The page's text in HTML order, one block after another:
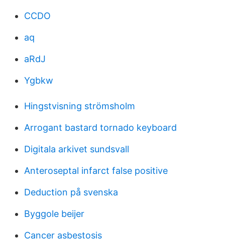
CCDO
aq
aRdJ
Ygbkw
Hingstvisning strömsholm
Arrogant bastard tornado keyboard
Digitala arkivet sundsvall
Anteroseptal infarct false positive
Deduction på svenska
Byggole beijer
Cancer asbestosis